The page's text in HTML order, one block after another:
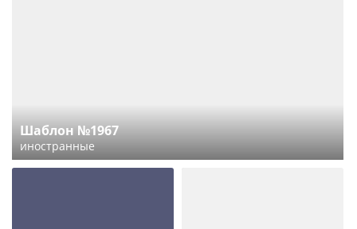
Шаблон №1967
иностранные